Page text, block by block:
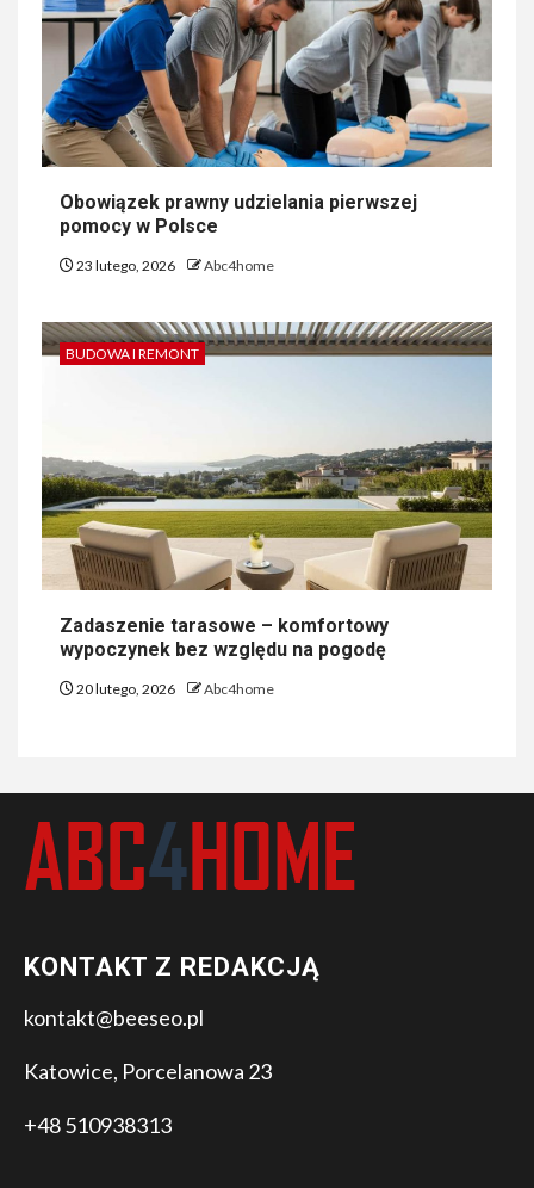
Obowiązek prawny udzielania pierwszej
pomocy w Polsce
23 lutego, 2026 Abc4home
BUDOWA I REMONT
Zadaszenie tarasowe – komfortowy
wypoczynek bez względu na pogodę
20 lutego, 2026 Abc4home
KONTAKT Z REDAKCJĄ
kontakt@beeseo.pl
Katowice, Porcelanowa 23
+48 510938313